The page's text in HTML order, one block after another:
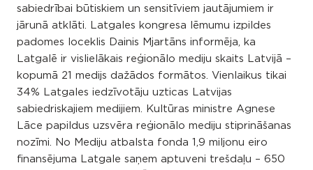
sabiedrībai būtiskiem un sensitīviem jautājumiem ir
jārunā atklāti. Latgales kongresa lēmumu izpildes
padomes loceklis Dainis Mjartāns informēja, ka
Latgalē ir vislielākais reģionālo mediju skaits Latvijā –
kopumā 21 medijs dažādos formātos. Vienlaikus tikai
34% Latgales iedzīvotāju uzticas Latvijas
sabiedriskajiem medijiem. Kultūras ministre Agnese
Lāce papildus uzsvēra reģionālo mediju stiprināšanas
nozīmi. No Mediju atbalsta fonda 1,9 miljonu eiro
finansējuma Latgale saņem aptuveni trešdaļu – 650